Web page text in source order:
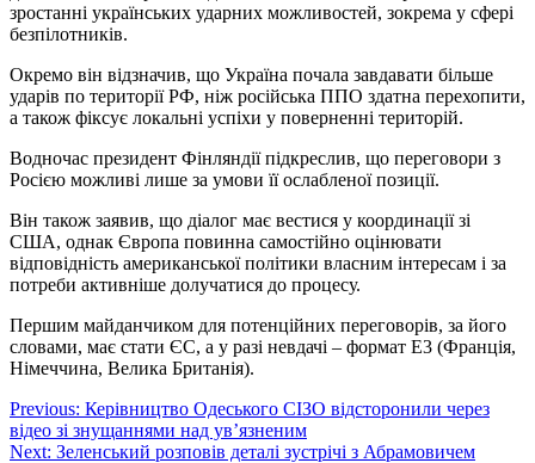
зростанні українських ударних можливостей, зокрема у сфері
безпілотників.
Окремо він відзначив, що Україна почала завдавати більше
ударів по території РФ, ніж російська ППО здатна перехопити,
а також фіксує локальні успіхи у поверненні територій.
Водночас президент Фінляндії підкреслив, що переговори з
Росією можливі лише за умови її ослабленої позиції.
Він також заявив, що діалог має вестися у координації зі
США, однак Європа повинна самостійно оцінювати
відповідність американської політики власним інтересам і за
потреби активніше долучатися до процесу.
Першим майданчиком для потенційних переговорів, за його
словами, має стати ЄС, а у разі невдачі – формат E3 (Франція,
Німеччина, Велика Британія).
Навігація
записів
Previous: Керівництво Одеського СІЗО відсторонили через
відео зі знущаннями над ув’язненим
Next: Зеленський розповів деталі зустрічі з Абрамовичем